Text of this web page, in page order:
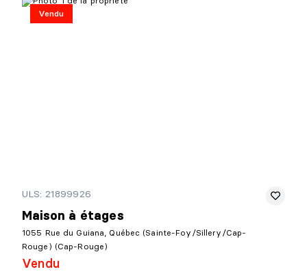
Vendu
ULS: 21899926
Maison à étages
1055 Rue du Guiana, Québec (Sainte-Foy/Sillery/Cap-
Rouge) (Cap-Rouge)
Vendu